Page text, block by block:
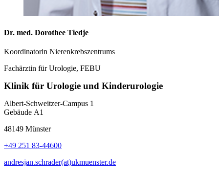
Dr. med. Dorothee Tiedje
Koordinatorin Nierenkrebszentrums
Fachärztin für Urologie, FEBU
Klinik für Urologie und Kinderurologie
Albert-Schweitzer-Campus 1
Gebäude A1
48149 Münster
+49 251 83-44600
andresjan.schrader(at)ukmuenster.de